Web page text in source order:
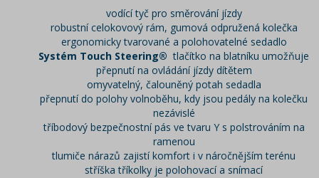
vodící tyč pro směrování jízdy
robustní celokovový rám, gumová odpružená kolečka
ergonomicky tvarované a polohovatelné sedadlo
Systém Touch Steering® tlačítko na blatníku umožňuje
přepnutí na ovládání jízdy dítětem
omyvatelný, čalouněný potah sedadla
přepnutí do polohy volnoběhu, kdy jsou pedály na kolečku
nezávislé
tříbodový bezpečnostní pás ve tvaru Y s polstrováním na
ramenou
tlumiče nárazů zajistí komfort i v náročnějším terénu
stříška tříkolky je polohovací a snímací